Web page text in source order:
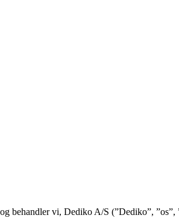
behandler vi, Dediko A/S (”Dediko”,